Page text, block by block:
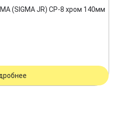
(SIGMA JR) CP-8 хром 140мм